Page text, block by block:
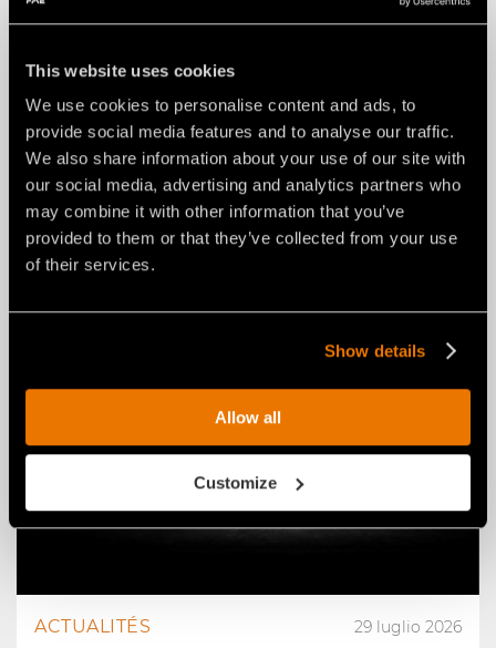
This website uses cookies
We use cookies to personalise content and ads, to
provide social media features and to analyse our traffic.
We also share information about your use of our site with
our social media, advertising and analytics partners who
may combine it with other information that you’ve
provided to them or that they’ve collected from your use
of their services.
Show details
Allow all
Customize
ACTUALITÉS 03 agosto 2026
NOUVELLE RPL/HY/MINI : LA
RABOTEUSE FAE POUR PELLES DE
2 À 4 T.
ACTUALITÉS 29 luglio 2026